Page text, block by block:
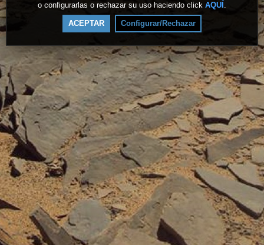
o configurarlas o rechazar su uso haciendo click AQUÍ .
ACEPTAR Configurar/Rechazar